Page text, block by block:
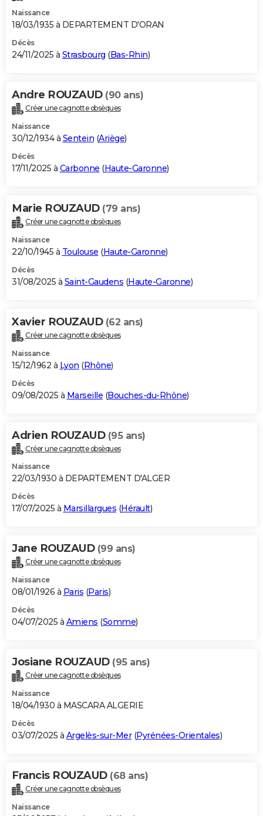
Naissance
18/03/1935 à DEPARTEMENT D'ORAN
Décès
24/11/2025 à Strasbourg (Bas-Rhin)
Andre ROUZAUD (90 ans)
Créer une cagnotte obsèques
Naissance
30/12/1934 à Sentein (Ariège)
Décès
17/11/2025 à Carbonne (Haute-Garonne)
Marie ROUZAUD (79 ans)
Créer une cagnotte obsèques
Naissance
22/10/1945 à Toulouse (Haute-Garonne)
Décès
31/08/2025 à Saint-Gaudens (Haute-Garonne)
Xavier ROUZAUD (62 ans)
Créer une cagnotte obsèques
Naissance
15/12/1962 à Lyon (Rhône)
Décès
09/08/2025 à Marseille (Bouches-du-Rhône)
Adrien ROUZAUD (95 ans)
Créer une cagnotte obsèques
Naissance
22/03/1930 à DEPARTEMENT D'ALGER
Décès
17/07/2025 à Marsillargues (Hérault)
Jane ROUZAUD (99 ans)
Créer une cagnotte obsèques
Naissance
08/01/1926 à Paris (Paris)
Décès
04/07/2025 à Amiens (Somme)
Josiane ROUZAUD (95 ans)
Créer une cagnotte obsèques
Naissance
18/04/1930 à MASCARA ALGERIE
Décès
03/07/2025 à Argelès-sur-Mer(Pyrénées-Orientales)
Francis ROUZAUD (68 ans)
Créer une cagnotte obsèques
Naissance